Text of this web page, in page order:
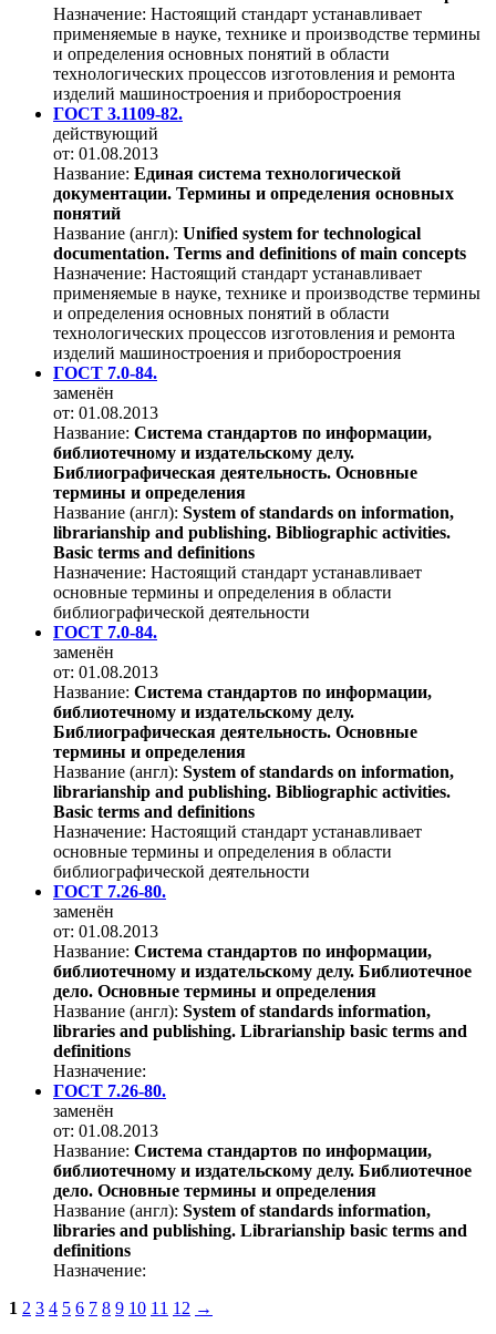
Назначение: Настоящий стандарт устанавливает
применяемые в науке, технике и производстве термины
и определения основных понятий в области
технологических процессов изготовления и ремонта
изделий машиностроения и приборостроения
ГОСТ 3.1109-82.
действующий
от: 01.08.2013
Название: Единая система технологической
документации. Термины и определения основных
понятий
Название (англ): Unified system for technological
documentation. Terms and definitions of main concepts
Назначение: Настоящий стандарт устанавливает
применяемые в науке, технике и производстве термины
и определения основных понятий в области
технологических процессов изготовления и ремонта
изделий машиностроения и приборостроения
ГОСТ 7.0-84.
заменён
от: 01.08.2013
Название: Система стандартов по информации,
библиотечному и издательскому делу.
Библиографическая деятельность. Основные
термины и определения
Название (англ): System of standards on information,
librarianship and publishing. Bibliographic activities.
Basic terms and definitions
Назначение: Настоящий стандарт устанавливает
основные термины и определения в области
библиографической деятельности
ГОСТ 7.0-84.
заменён
от: 01.08.2013
Название: Система стандартов по информации,
библиотечному и издательскому делу.
Библиографическая деятельность. Основные
термины и определения
Название (англ): System of standards on information,
librarianship and publishing. Bibliographic activities.
Basic terms and definitions
Назначение: Настоящий стандарт устанавливает
основные термины и определения в области
библиографической деятельности
ГОСТ 7.26-80.
заменён
от: 01.08.2013
Название: Система стандартов по информации,
библиотечному и издательскому делу. Библиотечное
дело. Основные термины и определения
Название (англ): System of standards information,
libraries and publishing. Librarianship basic terms and
definitions
Назначение:
ГОСТ 7.26-80.
заменён
от: 01.08.2013
Название: Система стандартов по информации,
библиотечному и издательскому делу. Библиотечное
дело. Основные термины и определения
Название (англ): System of standards information,
libraries and publishing. Librarianship basic terms and
definitions
Назначение:
1 2 3 4 5 6 7 8 9 10 11 12 →